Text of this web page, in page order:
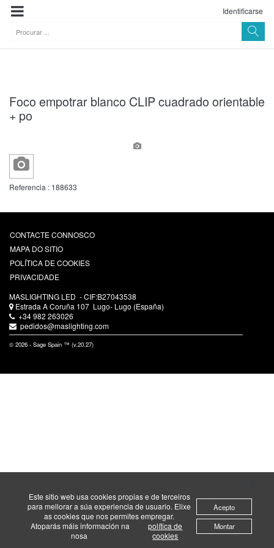
Identificarse
Foco empotrar blanco CLIP cuadrado orientable
+ po
Referencia : 188633
CONTACTE CONNOSCO
MAPA DO SITIO
POLÍTICA DE COOKIES
PRIVACIDADE
MASLIGHTING LED - CIF:B27043538
Estrada A Coruña 107 Lugo- Lugo (España)
+34 982 263026
pedidos@maslighting.com
© 2026 - Sage Spain ™ (v.20.27)
Este sitio web usa cookies propias e de terceiros
para mellorar a súa experiencia de usuario. Elixe
as cookies que nos permites empregar.
Atoparás máis información na
nosa
política de
cookies
Acepto
Montar